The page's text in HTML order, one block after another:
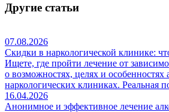
Другие статьи
07.08.2026
Скидки в наркологической клинике:
Ищете, где пройти лечение от
о возможностях, целях и особенностях
наркологических клиниках. Реальная
16.04.2026
Анонимное и эффективное лечение